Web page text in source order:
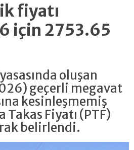
fiyatı
için 2753.65
oluşan
geçerli megavat
kesinleşmemiş
Fiyatı (PTF)
belirlendi.